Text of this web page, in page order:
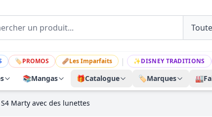
🏷PROMOS 🩹Les Imparfaits | ✨DISNEY TRADITIONS
📚Mangas 🎁Catalogue 🏷️Marques 🏭
Marty avec des lunettes